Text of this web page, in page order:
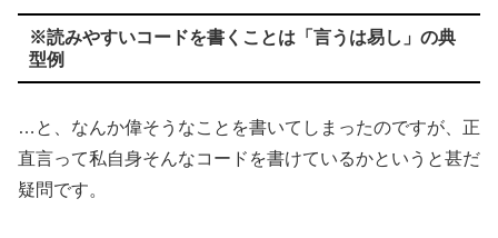
※読みやすいコードを書くことは「言うは易し」の典
型例
…と、なんか偉そうなことを書いてしまったのですが、正
直言って私自身そんなコードを書けているかというと甚だ
疑問です。